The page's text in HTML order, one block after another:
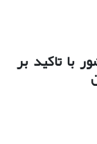
با تاکید بر